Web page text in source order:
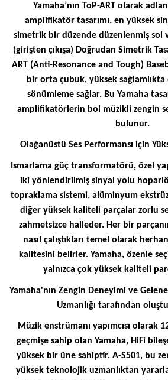
Yamaha’nın ToP-ART olarak
amplifikatör tasarımı, en yüksek
simetrik bir düzende düzenlenmiş sol
(girişten çıkışa) Doğrudan Simetrik
ART (Anti-Resonance and Tough)
bir orta çubuk, yüksek
sönümleme sağlar. Bu Yamaha
amplifikatörlerin bol müzikli zengin
bulunur.
Olağanüstü Ses Performansı için
Ismarlama güç transformatörü, özel
iki yönlendirilmiş sinyal yolu
topraklama sistemi, alüminyum
diğer yüksek kaliteli parçalar zorlu
zahmetsizce halleder. Her bir
nasıl çalıştıkları temel olarak
kalitesini belirler. Yamaha, özenle
yalnızca çok yüksek kaliteli
Yamaha'nın Zengin Deneyimi ve
Uzmanlığı tarafından
Müzik enstrümanı yapımcısı olarak
geçmişe sahip olan Yamaha, HiFi
yüksek bir üne sahiptir. A-S501, bu
yüksek teknolojik uzmanlıktan